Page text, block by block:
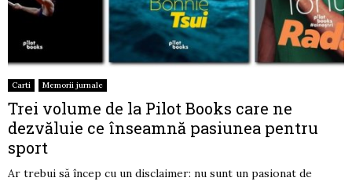
Carti Memorii jurnale
Trei volume de la Pilot Books care ne
dezvăluie ce înseamnă pasiunea pentru
sport
Ar trebui să încep cu un disclaimer: nu sunt un pasionat de